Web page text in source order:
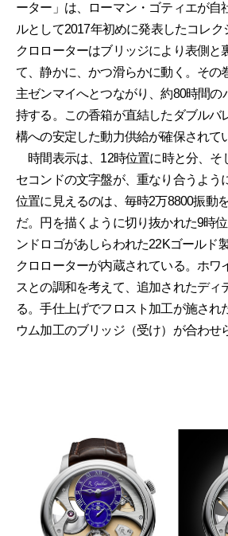
ーター」は、ローマン・ゴティエが自
ルとして2017年初めに発表したコレク
クロローターはブリッジにより表側と
て、静かに、かつ滑らかに動く。その
主ゼンマイへとつながり、約80時間の
持する。この香箱が直結したダブルバ
構への安定した動力供給が確保されて
時間表示は、12時位置に時と分、そ
セコンドの文字盤が、重なり合うよう
位置に見えるのは、毎時2万8800振動
だ。円を描くように切り抜かれた9時
ンドロゴがあしらわれた22Kゴールド
クロローターが内蔵されている。ホワ
スとの調和を考えて、追加されたディ
る。手仕上げでフロスト加工が施され
ウム加工のブリッジ（受け）が合わせ